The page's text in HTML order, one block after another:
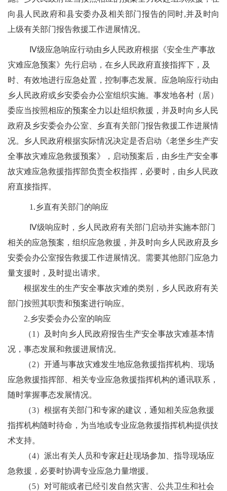
向县 人民政府和县安委办及相关部门报告的同时,并及时向
上级有关部门报告救援工作进展情况。
Ⅳ级应急响应行动由乡人民政府根据《安全生产事故
灾难应急预案》先行启动，在乡人民政府直接指挥下，及
时、有效地进行应急处置，控制事态发展。应急响应行动由
乡人民政府或乡安委会办公室组织实施。事发地各村（居）
委应当按照相应的预案全力以赴组织救援，并及时向 乡人民
政府及乡安委会办公室、乡直有关部门报告救援工作进展情
况。乡人民政府根据实际情况决定是否启动《老堡乡生产安
全事故灾难应急救援预案》，启动预案后，由乡生产安全事
故灾难应急救援指挥部负责全权指挥，必要时，由乡人民政
府直接指挥。
1.乡直有关部门的响应
Ⅳ级响应时， 乡人民政府有关部门启动并实施本部门
相关的应急预案，组织应急救援，并及时向 乡人民政府及乡
安委会办公室报告救援工作进展情况。需要其他部门应急力
量支援时，及时提出请求。
根据发生的生产安全事故灾难的类别， 乡人民政府有关
部门按照其职责和预案进行响应。
2.乡安委会办公室的响应
（1 ） 及时向 乡人民政府报告生产安全事故灾难基本情
况，事态发展和救援进展情况。
（2） 开通与事故灾难发生地应急救援指挥机构、现场
应急救援指挥部、相关专业应急救援指挥机构的通讯联系，
随时掌握事态发展情况。
（3）根据有关部门和专家的建议，通知相关应急救援
指挥机构随时待命，为当地或专业应急救援指挥机构提供技
术支持。
（4）派出有关人员和专家赶赴现场参加、指导现场应
急救援，必要时协调专业应急力量增援。
（5）对可能或者已经引发自然灾害、公共卫生和社会